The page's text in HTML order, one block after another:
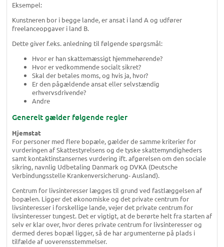
Eksempel:
Kunstneren bor i begge lande, er ansat i land A og udfører
freelanceopgaver i land B.
Dette giver f.eks. anledning til følgende spørgsmål:
Hvor er han skattemæssigt hjemmehørende?
Hvor er vedkommende socialt sikret?
Skal der betales moms, og hvis ja, hvor?
Er den pågældende ansat eller selvstændig
erhvervsdrivende?
Andre
Generelt gælder følgende regler
Hjemstat
For personer med flere bopæle, gælder de samme kriterier for
vurderingen af Skattestyrelsens og de tyske skattemyndigheders
samt kontaktinstansernes vurdering ift. afgørelsen om den sociale
sikring, navnlig Udbetaling Danmark og DVKA (Deutsche
Verbindungsstelle Krankenversicherung- Ausland).
Centrum for livsinteresser lægges til grund ved fastlæggelsen af
bopælen. Ligger det økonomiske og det private centrum for
livsinteresser i forskellige lande, vejer det private centrum for
livsinteresser tungest. Det er vigtigt, at de berørte helt fra starten af
selv er klar over, hvor deres private centrum for livsinteresser og
dermed deres bopæl ligger, så de har argumenterne på plads i
tilfælde af uoverensstemmelser.